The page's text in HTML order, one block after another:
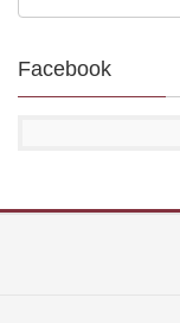
Facebook